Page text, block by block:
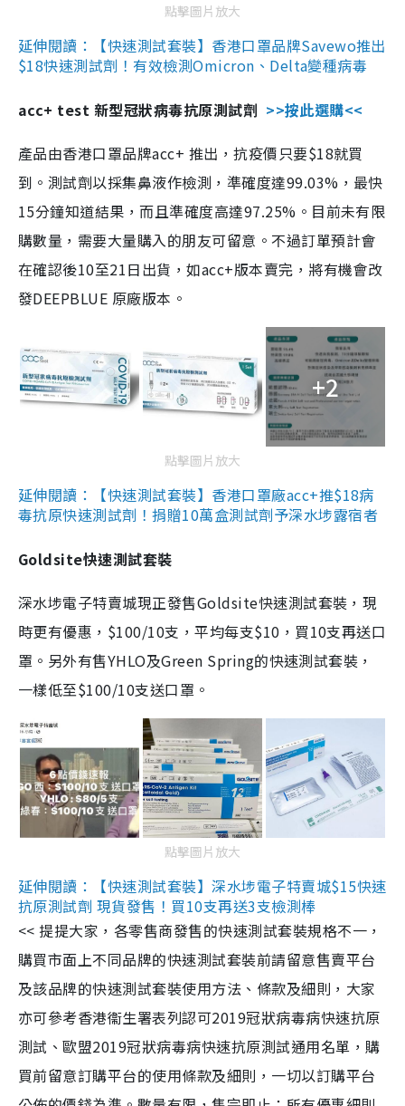
點擊圖片放大
延伸閱讀：【快速測試套裝】香港口罩品牌Savewo推出
$18快速測試劑！有效檢測Omicron、Delta變種病毒
acc+ test 新型冠狀病毒抗原測試劑 >>按此選購<<
產品由香港口罩品牌acc+ 推出，抗疫價只要$18就買
到。測試劑以採集鼻液作檢測，準確度達99.03%，最快
15分鐘知道結果，而且準確度高達97.25%。目前未有限
購數量，需要大量購入的朋友可留意。不過訂單預計會
在確認後10至21日出貨，如acc+版本賣完，將有機會改
發DEEPBLUE 原廠版本。
+2
點擊圖片放大
延伸閱讀：【快速測試套裝】香港口罩廠acc+推$18病
毒抗原快速測試劑！捐贈10萬盒測試劑予深水埗露宿者
Goldsite快速測試套裝
深水埗電子特賣城現正發售Goldsite快速測試套裝，現
時更有優惠，$100/10支，平均每支$10，買10支再送口
罩。另外有售YHLO及Green Spring的快速測試套裝，
一樣低至$100/10支送口罩。
點擊圖片放大
延伸閱讀：【快速測試套裝】深水埗電子特賣城$15快速
抗原測試劑 現貨發售！買10支再送3支檢測棒
<< 提提大家，各零售商發售的快速測試套裝規格不一，
購買市面上不同品牌的快速測試套裝前請留意售賣平台
及該品牌的快速測試套裝使用方法、條款及細則，大家
亦可參考香港衞生署表列認可2019冠狀病毒病快速抗原
測試、歐盟2019冠狀病毒病快速抗原測試通用名單，購
買前留意訂購平台的使用條款及細則，一切以訂購平台